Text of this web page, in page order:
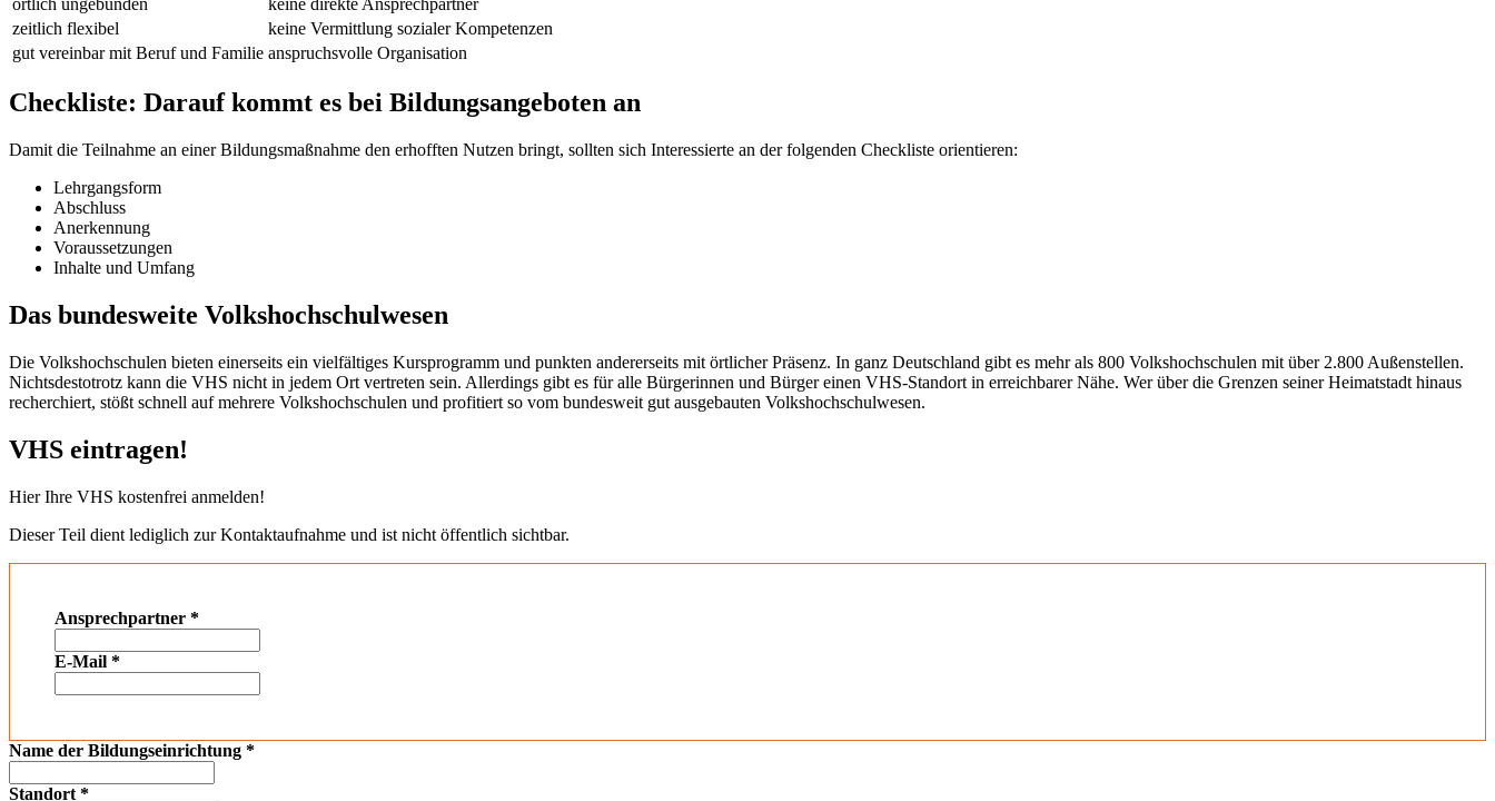
zeitlich flexibel
keine Vermittlung sozialer Kompetenzen
gut vereinbar mit Beruf und Familie anspruchsvolle Organisation
Checkliste: Darauf kommt es bei Bildungsangeboten an
Damit die Teilnahme an einer Bildungsmaßnahme den erhofften Nutzen bringt, sollten sich Interessierte an der folgenden Checkliste orientieren:
Lehrgangsform
Abschluss
Anerkennung
Voraussetzungen
Inhalte und Umfang
Das bundesweite Volkshochschulwesen
Die Volkshochschulen bieten einerseits ein vielfältiges Kursprogramm und punkten andererseits mit örtlicher Präsenz. In ganz Deutschland gibt es mehr als 800 Volkshochschulen mit über 2.800 Außenstellen.
Nichtsdestotrotz kann die VHS nicht in jedem Ort vertreten sein. Allerdings gibt es für alle Bürgerinnen und Bürger einen VHS-Standort in erreichbarer Nähe. Wer über die Grenzen seiner Heimatstadt hinaus
recherchiert, stößt schnell auf mehrere Volkshochschulen und profitiert so vom bundesweit gut ausgebauten Volkshochschulwesen.
VHS eintragen!
Hier Ihre VHS kostenfrei anmelden!
Dieser Teil dient lediglich zur Kontaktaufnahme und ist nicht öffentlich sichtbar.
Ansprechpartner *
E-Mail *
Name der Bildungseinrichtung *
Standort *